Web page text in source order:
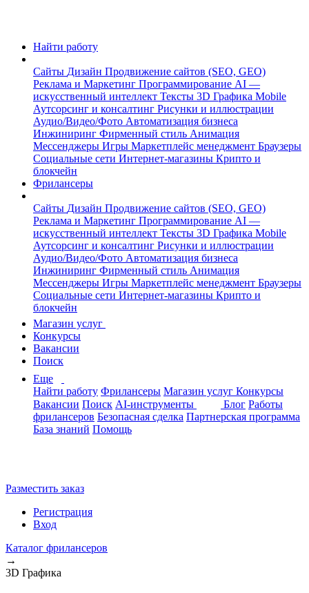
Найти работу
Сайты Дизайн Продвижение сайтов (SEO, GEO)
Реклама и Маркетинг Программирование AI —
искусственный интеллект Тексты 3D Графика Mobile
Аутсорсинг и консалтинг Рисунки и иллюстрации
Аудио/Видео/Фото Автоматизация бизнеса
Инжиниринг Фирменный стиль Анимация
Мессенджеры Игры Маркетплейс менеджмент Браузеры
Социальные сети Интернет-магазины Крипто и
блокчейн
Фрилансеры
Сайты Дизайн Продвижение сайтов (SEO, GEO)
Реклама и Маркетинг Программирование AI —
искусственный интеллект Тексты 3D Графика Mobile
Аутсорсинг и консалтинг Рисунки и иллюстрации
Аудио/Видео/Фото Автоматизация бизнеса
Инжиниринг Фирменный стиль Анимация
Мессенджеры Игры Маркетплейс менеджмент Браузеры
Социальные сети Интернет-магазины Крипто и
блокчейн
Магазин услуг
Конкурсы
Вакансии
Поиск
Еще
Найти работу Фрилансеры Магазин услуг Конкурсы
Вакансии Поиск AI-инструменты Блог Работы
фрилансеров Безопасная сделка Партнерская программа
База знаний Помощь
Разместить заказ
Регистрация
Вход
Каталог фрилансеров
→
3D Графика